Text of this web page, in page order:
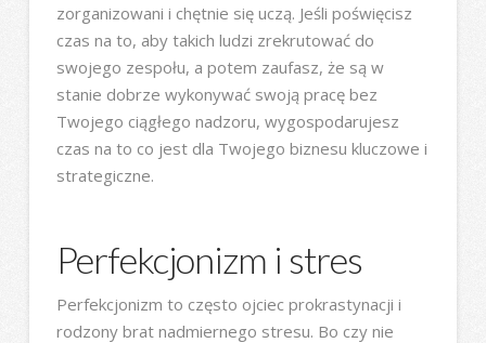
zorganizowani i chętnie się uczą. Jeśli poświęcisz
czas na to, aby takich ludzi zrekrutować do
swojego zespołu, a potem zaufasz, że są w
stanie dobrze wykonywać swoją pracę bez
Twojego ciągłego nadzoru, wygospodarujesz
czas na to co jest dla Twojego biznesu kluczowe i
strategiczne.
Perfekcjonizm i stres
Perfekcjonizm to często ojciec prokrastynacji i
rodzony brat nadmiernego stresu. Bo czy nie